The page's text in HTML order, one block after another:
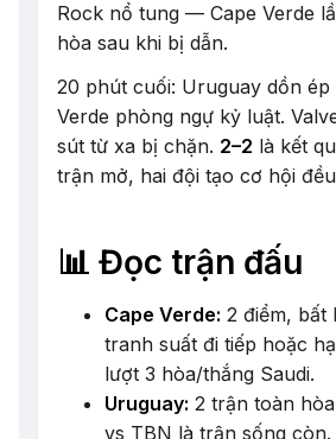
Rock nổ tung — Cape Verde
hòa sau khi bị dẫn.
20 phút cuối: Uruguay dồn ép
Verde phòng ngự kỷ luật.
sút từ xa bị chặn. 2–2 là kết
trận mở, hai đội tạo cơ hội
📊 Đọc trận đấu
Cape Verde: 2 điểm,
tranh suất đi tiếp hoặc
lượt 3 hòa/thắng Saudi.
Uruguay: 2 trận toàn
vs TBN là trận sống còn.